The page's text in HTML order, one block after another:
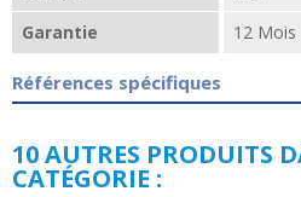
Garantie
12 Mois
Références spécifiques
10 AUTRES PRODUITS
CATÉGORIE :